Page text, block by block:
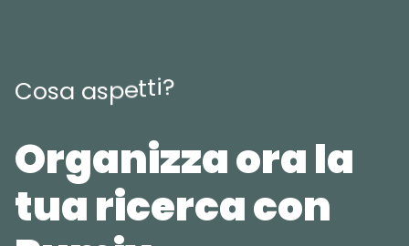
Cosa aspetti?
Organizza ora la
tua ricerca con